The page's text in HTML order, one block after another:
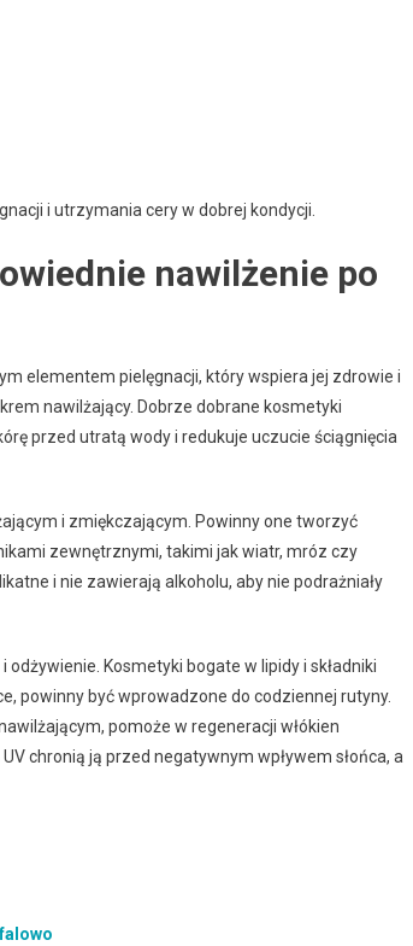
i utrzymania cery w dobrej kondycji.
nawilżenie po
elementem pielęgnacji, który wspiera jej zdrowie i
nawilżający. Dobrze dobrane kosmetyki
przed utratą wody i redukuje uczucie ściągnięcia
i zmiękczającym. Powinny one tworzyć
zewnętrznymi, takimi jak wiatr, mróz czy
i nie zawierają alkoholu, aby nie podrażniały
Kosmetyki bogate w lipidy i składniki
powinny być wprowadzone do codziennej rutyny.
pomoże w regeneracji włókien
chronią ją przed negatywnym wpływem słońca, a